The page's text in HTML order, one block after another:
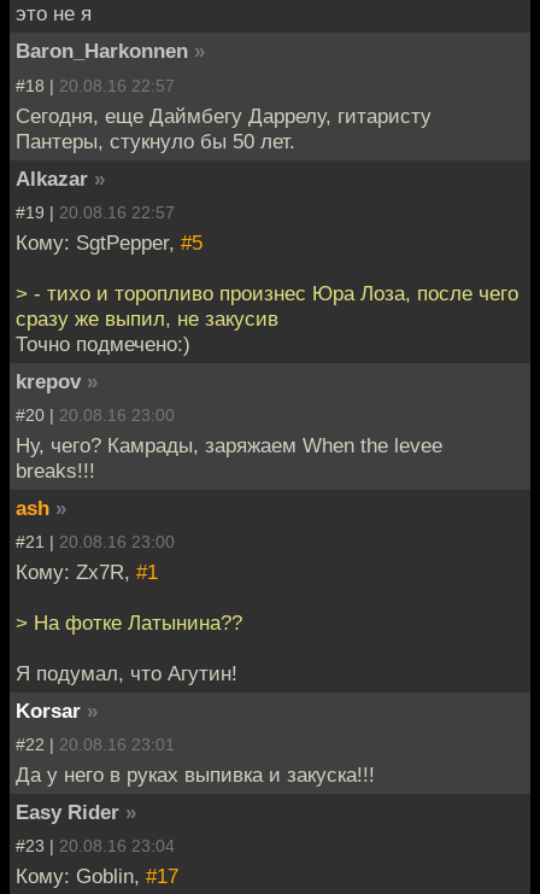
это не я
Baron_Harkonnen »
#18 | 20.08.16 22:57
Сегодня, еще Даймбегу Даррелу, гитаристу
Пантеры, стукнуло бы 50 лет.
Alkazar »
#19 | 20.08.16 22:57
Кому: SgtPepper, #5
> - тихо и торопливо произнес Юра Лоза, после чего
сразу же выпил, не закусив
Точно подмечено:)
krepov »
#20 | 20.08.16 23:00
Ну, чего? Камрады, заряжаем When the levee
breaks!!!
ash »
#21 | 20.08.16 23:00
Кому: Zx7R, #1
> На фотке Латынина??
Я подумал, что Агутин!
Korsar »
#22 | 20.08.16 23:01
Да у него в руках выпивка и закуска!!!
Easy Rider »
#23 | 20.08.16 23:04
Кому: Goblin, #17